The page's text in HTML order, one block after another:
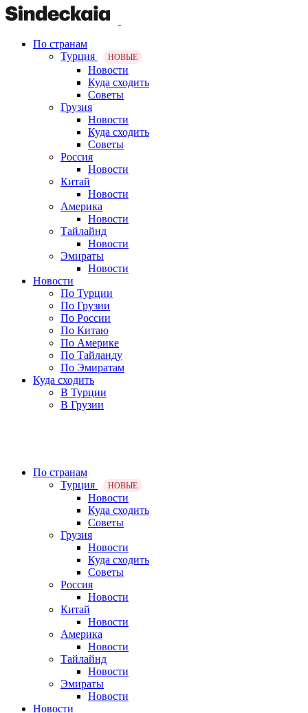
По странам
Турция
НОВЫЕ
Новости
Куда сходить
Советы
Грузия
Новости
Куда сходить
Советы
Россия
Новости
Китай
Новости
Америка
Новости
Тайлайнд
Новости
Эмираты
Новости
Новости
По Турции
По Грузии
По России
По Китаю
По Америке
По Тайланду
По Эмиратам
Куда сходить
В Турции
В Грузии
По странам
Турция
НОВЫЕ
Новости
Куда сходить
Советы
Грузия
Новости
Куда сходить
Советы
Россия
Новости
Китай
Новости
Америка
Новости
Тайлайнд
Новости
Эмираты
Новости
Новости